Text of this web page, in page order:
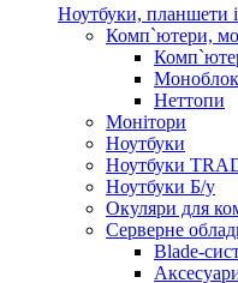
Ноутбуки, планшети
Комп`ютери,
Неттопи
Монітори
Ноутбуки
Ноутбуки
Ноутбуки Б/у
Окуляри для
Серверне
Blade-